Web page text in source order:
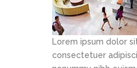
Lorem ipsum dolor
consectetuer